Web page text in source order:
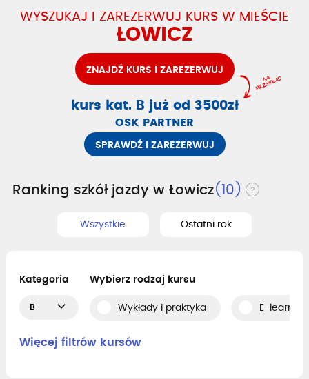
WYSZUKAJ I ZAREZERWUJ KURS W MIEŚCIE
ŁOWICZ
ZNAJDŹ KURS I ZAREZERWUJ
kurs kat. B już od 3500zł
OSK PARTNER
SPRAWDŹ I ZAREZERWUJ
Ranking szkół jazdy w Łowicz(10)
Wszystkie Ostatni rok
Kategoria
B
Wybierz rodzaj kursu
Wykłady i praktyka E-
Więcej filtrów kursów